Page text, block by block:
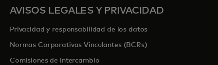
AVISOS LEGALES Y PRIVACIDAD
Privacidad y responsabilidad de los datos
Normas Corporativas Vinculantes (BCRs)
Comisiones de intercambio